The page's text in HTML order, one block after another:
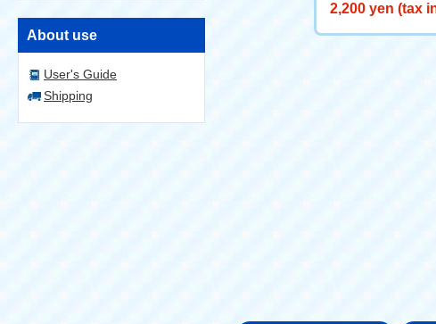
About use
User's Guide
Shipping
2,200 yen (tax